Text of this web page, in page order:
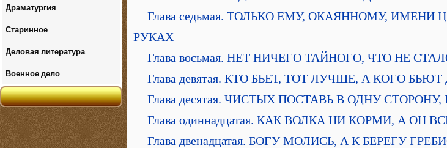
Глава седьмая. ТОЛЬКО ЕМУ, ОКАЯННОМУ, ИМЕНИ
РУКАХ
Глава восьмая. НЕТ НИЧЕГО ТАЙНОГО, ЧТО НЕ
Глава девятая. КТО БЬЕТ, ТОТ ЛУЧШЕ, А КОГО
Глава десятая. ЧИСТЫХ ПОСТАВЬ В ОДНУ
Глава одиннадцатая. КАК ВОЛКА НИ КОРМИ, А ОН
Глава двенадцатая. БОГУ МОЛИСЬ, А К БЕРЕГУ
Драматургия
Старинное
Деловая литература
Военное дело